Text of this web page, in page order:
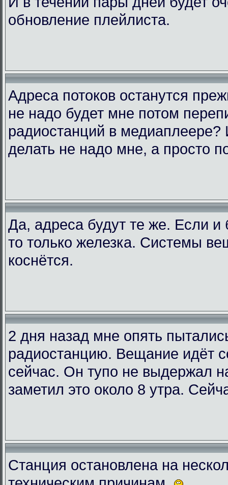
обновление плейлиста.
Адреса потоков останутся
не надо будет мне потом
радиостанций в медиаплеере?
делать не надо мне, а просто
Да, адреса будут те же. Если и
то только железка. Системы
коснётся.
2 дня назад мне опять
радиостанцию. Вещание идёт
сейчас. Он тупо не выдержал
заметил это около 8 утра.
Станция остановлена на